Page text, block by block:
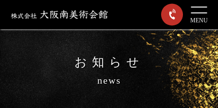
MENU
お知らせ
news